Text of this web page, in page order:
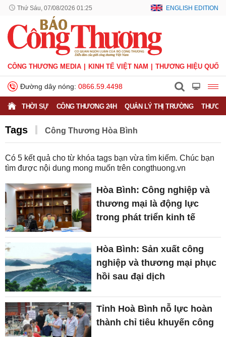
Thứ Sáu, 07/08/2026 01:25 ENGLISH EDITION
CÔNG THƯƠNG MEDIA KINH TẾ VIỆT NAM THƯƠNG HIỆU QUỐC
Đường dây nóng: 0866.59.4498
THỜI SỰ CÔNG THƯƠNG 24H QUẢN LÝ THỊ TRƯỜNG
Tags Công Thương Hòa Bình
Có 5 kết quả cho từ khóa tags bạn vừa tìm kiếm. Chúc bạn
tìm được nội dung mong muốn trên congthuong.vn
Hòa Bình: Công nghiệp và
thương mại là động lực
trong phát triển kinh tế
Hòa Bình: Sản xuất công
nghiệp và thương mại phục
hồi sau đại dịch
Tỉnh Hoà Bình nỗ lực hoàn
thành chỉ tiêu khuyến công